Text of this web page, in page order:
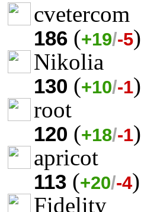
cvetercom
186 (+19/-5)
Nikolia
130 (+10/-1)
root
120 (+18/-1)
apricot
113 (+20/-4)
Fidelity